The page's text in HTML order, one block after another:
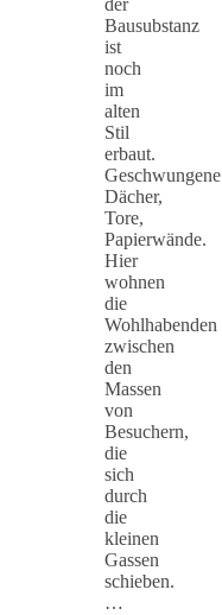
der
Bausubstanz
ist
noch
im
alten
Stil
erbaut.
Geschwungene
Dächer,
Tore,
Papierwände.
Hier
wohnen
die
Wohlhabenden
zwischen
den
Massen
von
Besuchern,
die
sich
durch
die
kleinen
Gassen
schieben.
…